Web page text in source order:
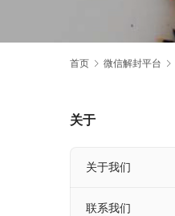
首页 微信解封平台
关于
关于我们
联系我们